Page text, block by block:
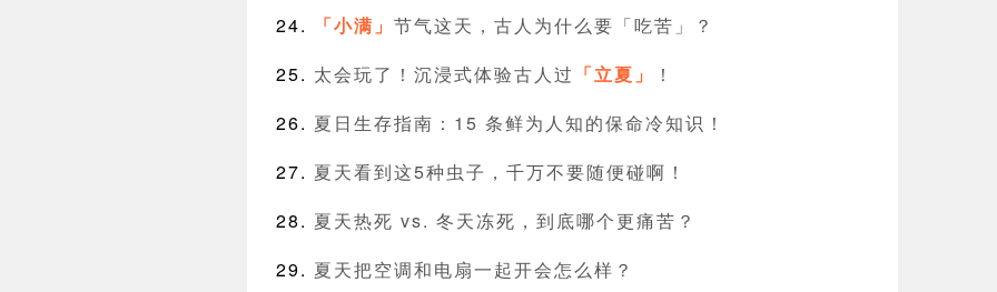
「小满」 节气这天，古人为什么要「吃苦」？
太会玩了！沉浸式体验古人过 「立夏」
！
夏日生存指南：15 条鲜为人知的保命冷知识！
夏天看到这5种虫子，千万不要随便碰啊！
夏天热死 vs. 冬天冻死，到底哪个更痛苦？
夏天把空调和电扇一起开会怎么样？